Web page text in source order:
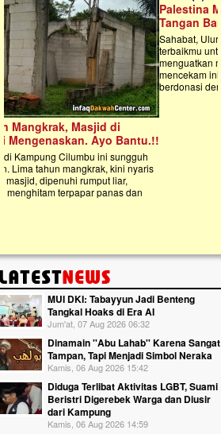
Palestina Masih Berduka, Ayo Ulurkan
Tangan Bantu Mereka
Sahabat, Ulurtangan mari kirimkan dukungan
terbaikmu untuk warga Palestina di Gaza demi
menguatkan mereka menghadapi situasi
mencekam ini. Mari dukung mereka dengan
berdonasi dengan cara:...
MUI DKI: Tabayyun Jadi Benteng
Tangkal Hoaks di Era AI
Jum'at, 07 Aug 2026 06:32
Dinamain ''Abu Lahab'' Karena Sangat
Tampan, Tapi Menjadi Simbol Neraka
Kamis, 06 Aug 2026 15:42
Diduga Terlibat Aktivitas LGBT, Suami
Beristri Digerebek Warga dan Diusir
dari Kampung
Kamis, 06 Aug 2026 14:59